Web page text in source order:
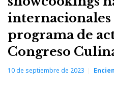
programa de
Congreso
10 de septiembre de 2023